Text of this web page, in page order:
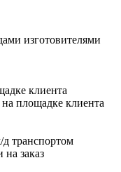
изготовителями
клиента
площадке клиента
транспортом
заказ